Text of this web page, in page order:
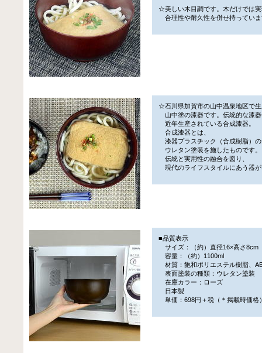
☆美しい木目調です。木だけでは
合理性や耐久性を併せ持ってい
☆石川県加賀市の山中温泉地区で
山中塗の漆器です。伝統的な漆
近年生産されている合成漆器。
合成漆器とは、
漆器プラスチック（合成樹脂）
ウレタン塗装を施したものです。
伝統と実用性の融合を図り、
現代のライフスタイルにあう器
■品質表示
サイズ：（約）直径16×高さ8cm
容量：（約）1100ml
材質：飽和ポリエステル樹脂、
表面塗装の種類：ウレタン塗装
在庫カラー：ローズ
日本製
単価：698円＋税（＊掲載時価格